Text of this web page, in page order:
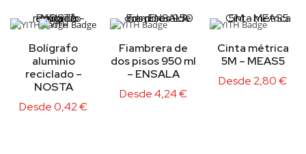
Bolígrafo
aluminio
reciclado –
NOSTA
Desde0,42€
Fiambrera de
dos pisos 950 ml
– ENSALA
Desde4,24€
Cinta métrica
5M – MEAS5
Desde2,80€